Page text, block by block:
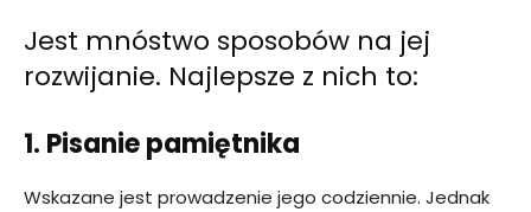
Jest mnóstwo sposobów na jej
rozwijanie. Najlepsze z nich to:
1. Pisanie pamiętnika
Wskazane jest prowadzenie jego codziennie. Jednak